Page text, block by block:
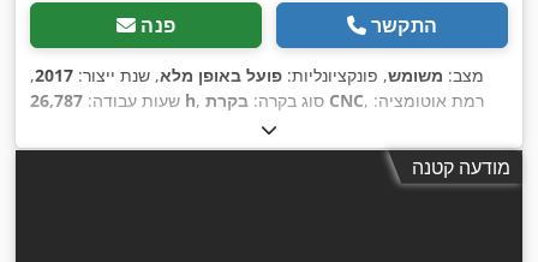
פנה התקשר
מצב: משומש, פונקציונליות: פועל באופן מלא, שנת ייצור: 2017
,
שעות עבודה: 26,787 h , סוג בקרה: בקרת CNC , רמת אוטומציה:
אוטומטי
לייזר, יצרן מקור לייזר:FANUC , הספק לייזר:4,000 וואט
, עובי
מירבי של יריעת פלדה:
מודעה קטנה